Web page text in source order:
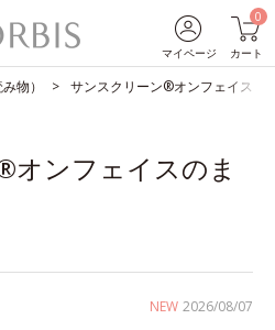
マイページ
0
カート
物） サンスクリーン®オンフェイスの
ンフェイスのま
NEW 2026/08/07